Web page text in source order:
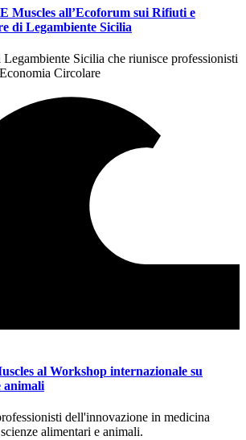
Muscles all’Ecoforum sui Rifiuti e
di Legambiente Sicilia
Sicilia che riunisce professionisti
Circolare
al Workshop internazionale su
animali
dell'innovazione in medicina
alimentari e animali.